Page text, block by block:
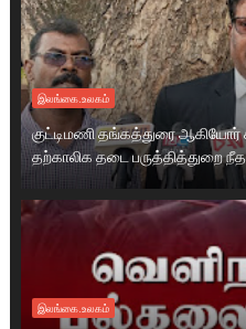
இலங்கை.உலகம்
குட்டிமணி தங்கத்துரை ஆகியோர்
தற்காலிக தடை பருத்தித்துறை
இலங்கை.உலகம்